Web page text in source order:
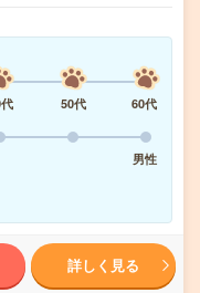
50代
60代
男性
詳しく見る